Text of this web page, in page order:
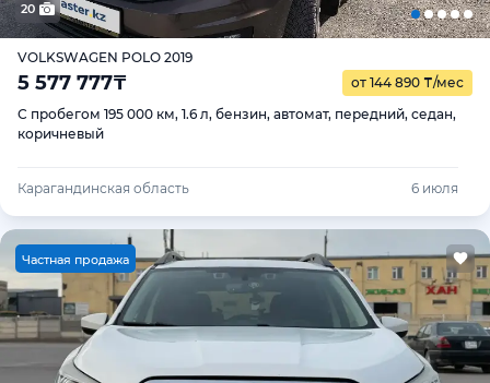
20
VOLKSWAGEN POLO 2019
5 577 777₸ от 144 890 ₸/мес
С пробегом 195 000 км, 1.6 л, бензин, автомат, передний, седан,
коричневый
Карагандинская область 6 июля
Частная продажа